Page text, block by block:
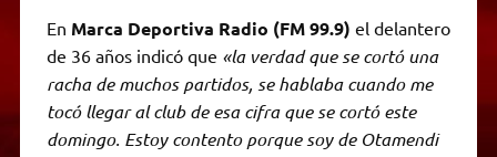
En Marca Deportiva Radio (FM 99.9) el delantero
de 36 años indicó que «la verdad que se cortó una
racha de muchos partidos, se hablaba cuando me
tocó llegar al club de esa cifra que se cortó este
domingo. Estoy contento porque soy de Otamendi